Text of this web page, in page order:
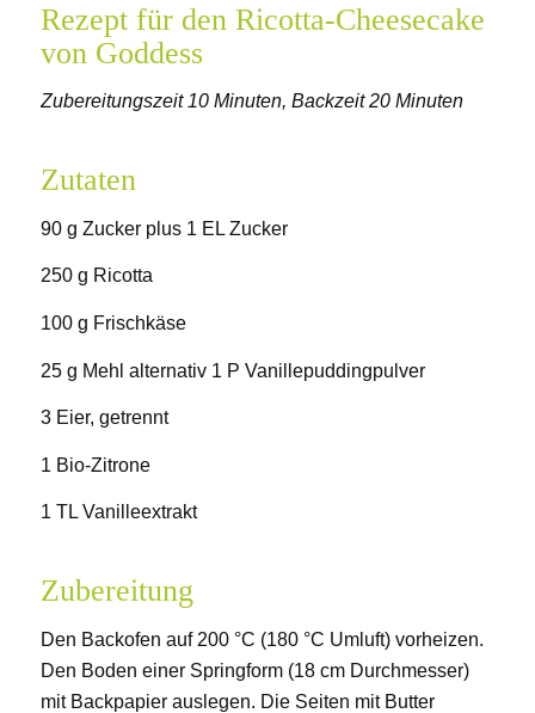
Rezept für den Ricotta-Cheesecake
von Goddess
Zubereitungszeit 10 Minuten, Backzeit 20 Minuten
Zutaten
90 g Zucker plus 1 EL Zucker
250 g Ricotta
100 g Frischkäse
25 g Mehl alternativ 1 P Vanillepuddingpulver
3 Eier, getrennt
1 Bio-Zitrone
1 TL Vanilleextrakt
Zubereitung
Den Backofen auf 200 °C (180 °C Umluft) vorheizen.
Den Boden einer Springform (18 cm Durchmesser)
mit Backpapier auslegen. Die Seiten mit Butter